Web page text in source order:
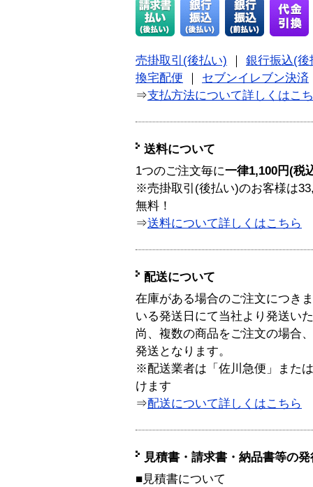
売掛取引(後払い)
銀行振込(後
換宅配便
セブンイレブン決済
⇒支払方法について詳しくはこ
送料について
1つのご注文毎に一律1,100円(税
※売掛取引(後払い)のお客様は
無料！
⇒送料について詳しくはこちら
配送について
在庫がある場合のご注文につき
いる発送日にて当社より発送い
尚、複数の商品をご注文の場合
発送となります。
※配送業者は「佐川急便」また
けます
⇒配送について詳しくはこちら
見積書・請求書・納品書等の
■見積書について